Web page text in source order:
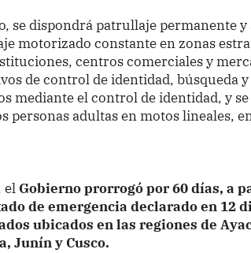
se dispondrá patrullaje permanente
motorizado constante en zonas
centros comerciales y
de control de identidad, búsqueda
mediante el control de identidad, y
personas adultas en motos lineales,
el Gobierno prorrogó por 60 días, a
de emergencia declarado en 12
ubicados en las regiones de
Junín y Cusco.